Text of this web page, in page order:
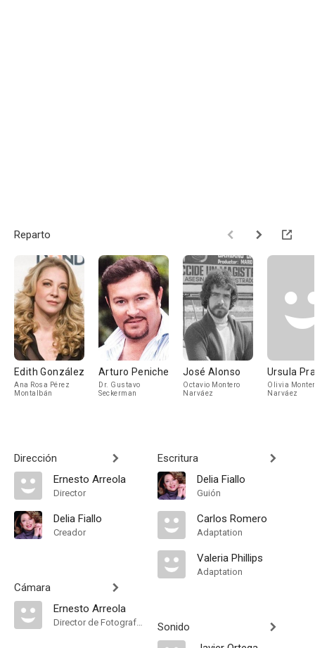
Reparto
Edith González
Ana Rosa Pérez
Montalbán
Arturo Peniche
Dr. Gustavo
Seckerman
José Alonso
Octavio Montero
Narváez
Ursula
Olivia
Narváez
Dirección
Ernesto Arreola
Director
Delia Fiallo
Creador
Cámara
Ernesto Arreola
Director de Fotografía, Camera Operator
Escritura
Delia Fiallo
Guión
Carlos Romero
Adaptation
Valeria Phillips
Adaptation
Sonido